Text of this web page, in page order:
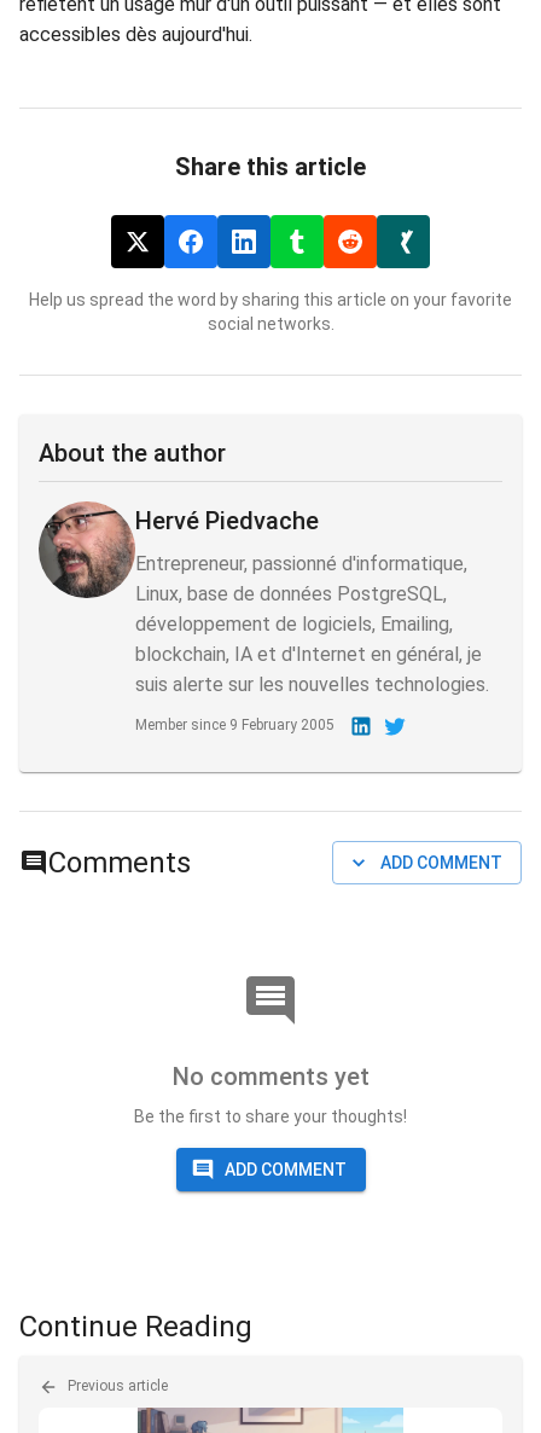
accessibles dès aujourd'hui.
Share this article
Help us spread the word by sharing this article on your favorite
social networks.
About the author
Hervé Piedvache
Entrepreneur, passionné d'informatique,
Linux, base de données PostgreSQL,
développement de logiciels, Emailing,
blockchain, IA et d'Internet en général, je
suis alerte sur les nouvelles technologies.
Member since 9 February 2005
Comments ADD COMMENT
No comments yet
Be the first to share your thoughts!
ADD COMMENT
Continue Reading
Previous article